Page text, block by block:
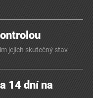
jejich skutečný stav
14 dní na